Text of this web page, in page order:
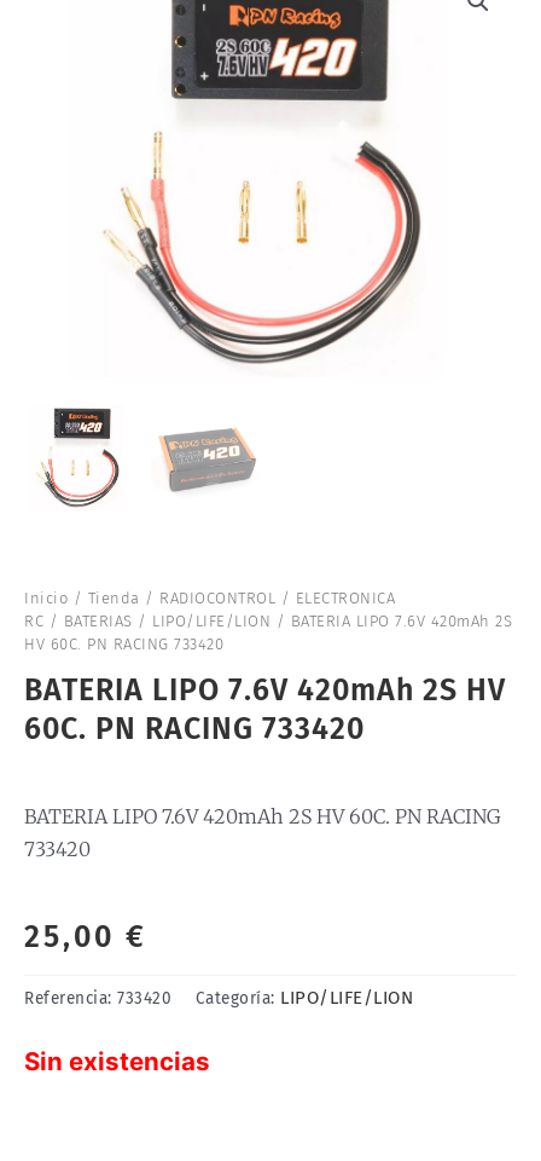
Inicio / Tienda / RADIOCONTROL / ELECTRONICA
RC / BATERIAS / LIPO/LIFE/LION / BATERIA LIPO 7.6V 420mAh 2S
HV 60C. PN RACING 733420
BATERIA LIPO 7.6V 420mAh 2S HV
60C. PN RACING 733420
BATERIA LIPO 7.6V 420mAh 2S HV 60C. PN RACING
733420
25,00 €
Referencia: 733420 Categoría: LIPO/LIFE/LION
Sin existencias